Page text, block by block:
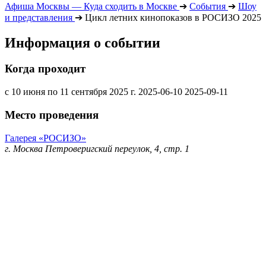
Афиша Москвы — Куда сходить в Москве ➔ События ➔ Шоу
и представления ➔ Цикл летних кинопоказов в РОСИЗО 2025
Информация о событии
Когда проходит
с 10 июня по 11 сентября 2025 г. 2025-06-10 2025-09-11
Место проведения
Галерея «РОСИЗО»
г. Москва Петроверигский переулок, 4, стр. 1